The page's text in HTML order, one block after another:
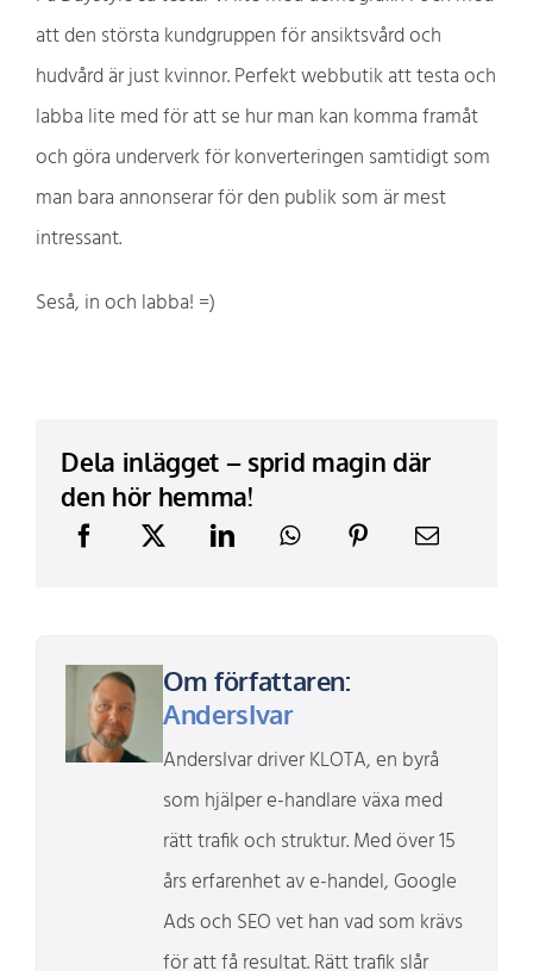
att den största kundgruppen för ansiktsvård och
hudvård är just kvinnor. Perfekt webbutik att testa och
labba lite med för att se hur man kan komma framåt
och göra underverk för konverteringen samtidigt som
man bara annonserar för den publik som är mest
intressant.
Seså, in och labba! =)
Dela inlägget – sprid magin där
den hör hemma!
Om författaren:
AndersIvar
AndersIvar driver KLOTA, en byrå
som hjälper e-handlare växa med
rätt trafik och struktur. Med över 15
års erfarenhet av e-handel, Google
Ads och SEO vet han vad som krävs
för att få resultat. Rätt trafik slår